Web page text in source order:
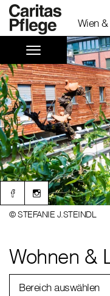
Wien
Wohnen &
© STEFANIE J.STEINDL
Bereich auswählen